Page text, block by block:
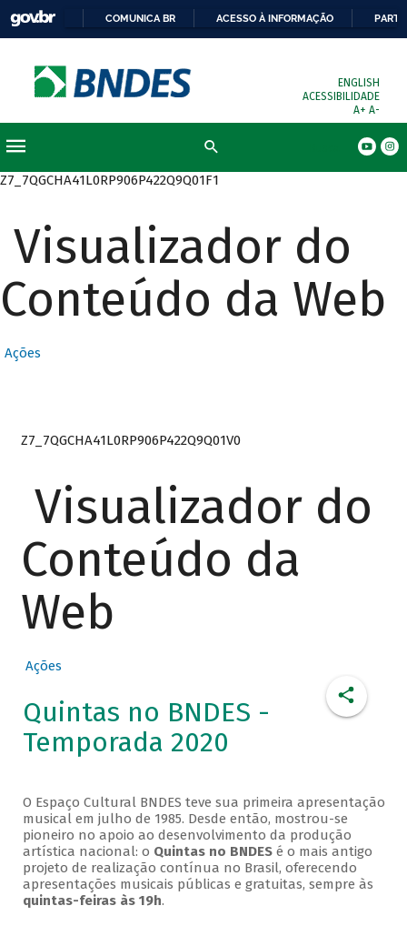
COMUNICA BR ACESSO À INFORMAÇÃO
ENGLISH
ACESSIBILIDADE
A+ A-
Z7_7QGCHA41L0RP906P422Q9Q01F1
Visualizador do
Conteúdo da Web
Ações
Z7_7QGCHA41L0RP906P422Q9Q01V0
Visualizador do
Conteúdo da
Web
Ações
Quintas no BNDES -
Temporada 2020
O Espaço Cultural BNDES teve sua primeira apresentação
musical em julho de 1985. Desde então, mostrou-se
pioneiro no apoio ao desenvolvimento da produção
artística nacional: o Quintas no BNDESé o mais antigo
projeto de realização contínua no Brasil, oferecendo
apresentações musicais públicas e gratuitas, sempre às
quintas-feiras às 19h.